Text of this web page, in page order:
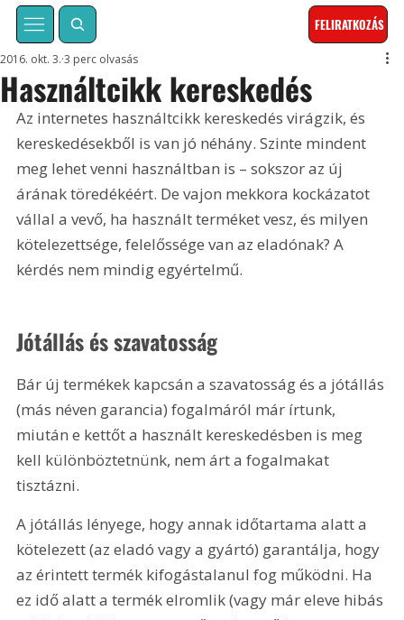
FELIRATKOZÁS
Használtcikk kereskedés
2016. okt. 3. 3 perc olvasás
Az internetes használtcikk kereskedés virágzik, és
kereskedésekből is van jó néhány. Szinte mindent
meg lehet venni használtban is – sokszor az új
árának töredékéért. De vajon mekkora kockázatot
vállal a vevő, ha használt terméket vesz, és milyen
kötelezettsége, felelőssége van az eladónak? A
kérdés nem mindig egyértelmű.
Jótállás és szavatosság
Bár új termékek kapcsán a szavatosság és a jótállás
(más néven garancia) fogalmáról már írtunk,
miután e kettőt a használt kereskedésben is meg
kell különböztetnünk, nem árt a fogalmakat
tisztázni.
A jótállás lényege, hogy annak időtartama alatt a
kötelezett (az eladó vagy a gyártó) garantálja, hogy
az érintett termék kifogástalanul fog működni. Ha
ez idő alatt a termék elromlik (vagy már eleve hibás